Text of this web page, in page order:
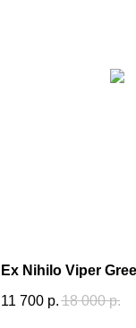
Ex Nihilo Viper
11 700 р. 18 000 р.